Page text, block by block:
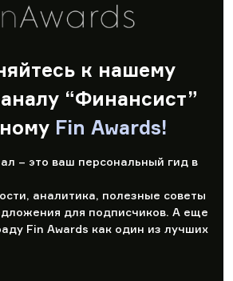
к нашему
“Финансист”
Fin Awards!
– это ваш персональный гид в
аналитика, полезные советы
для подписчиков. А еще
Fin Awards как один из лучших